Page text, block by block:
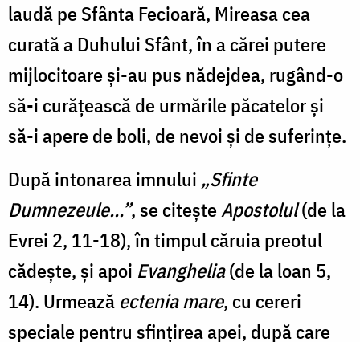
laudă pe Sfânta Fecioară, Mireasa cea
curată a Duhului Sfânt, în a cărei putere
mijlocitoare şi-au pus nădejdea, rugând-o
să-i curăţească de urmările păcatelor şi
să-i apere de boli, de nevoi şi de suferinţe.
După intonarea imnului „Sfinte
Dumnezeule…”, se citeşteApostolul(de la
Evrei 2, 11-18), în timpul căruia preotul
cădeşte, şi apoi Evanghelia(de la loan 5,
14). Urmează ecteniamare, cu cereri
speciale pentru sfinţirea apei, după care